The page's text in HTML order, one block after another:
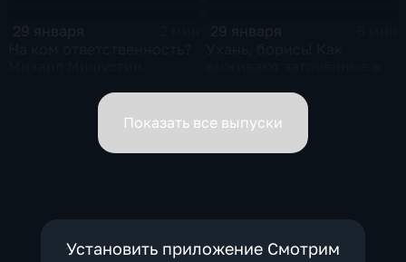
вице-премьеров
Показать все выпуски
Установить приложение Смотрим